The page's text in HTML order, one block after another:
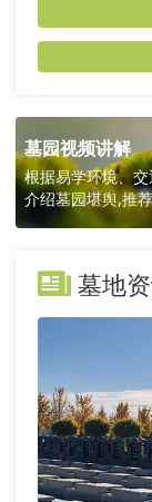
墓园视频讲解
根据易学环境、
介绍墓园堪舆,推
墓地